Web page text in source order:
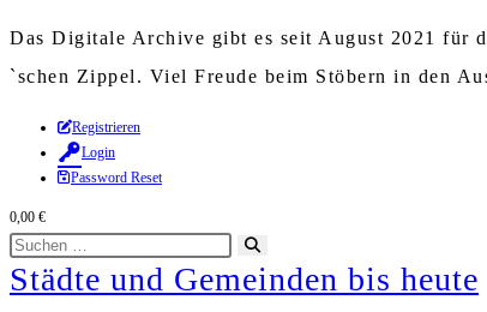
Das Digitale Archive gibt es seit August 2021 für
`schen Zippel. Viel Freude beim Stöbern in den
Zum
Inhalt
springen
Registrieren
Login
Password Reset
0,00 €
Diese
Website
durchsuchen
starten
Städte und Gemeinden bis heute